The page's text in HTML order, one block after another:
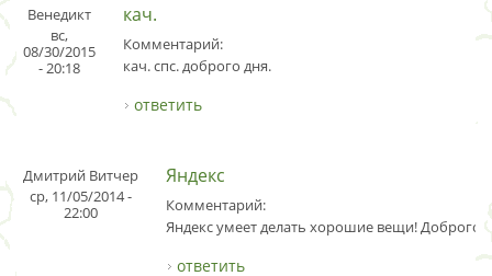
Венедикт
вс,
08/30/2015
- 20:18
кач.
Комментарий:
кач. спс. доброго дня.
ответить
Дмитрий Витчер
ср, 11/05/2014 -
22:00
Яндекс
Комментарий:
Яндекс умеет делать хорошие вещи! Доброго
ответить